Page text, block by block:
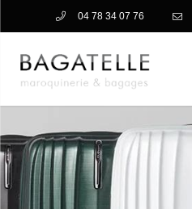
04 78 34 07 76